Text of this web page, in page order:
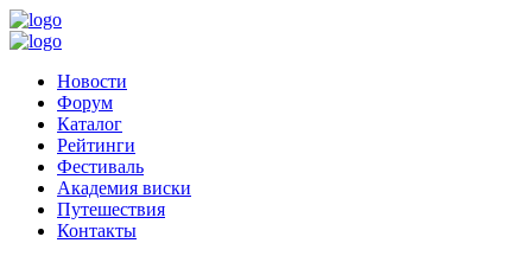
Новости
Форум
Каталог
Рейтинги
Фестиваль
Академия виски
Путешествия
Контакты